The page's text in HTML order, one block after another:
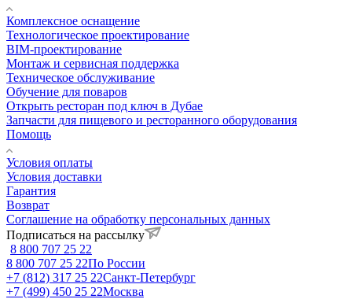
Комплексное оснащение
Технологическое проектирование
BIM-проектирование
Монтаж и сервисная поддержка
Техническое обслуживание
Обучение для поваров
Открыть ресторан под ключ в Дубае
Запчасти для пищевого и ресторанного оборудования
Помощь
Условия оплаты
Условия доставки
Гарантия
Возврат
Соглашение на обработку персональных данных
Подписаться на рассылку
8 800 707 25 22
8 800 707 25 22По России
+7 (812) 317 25 22Санкт-Петербург
+7 (499) 450 25 22Москва